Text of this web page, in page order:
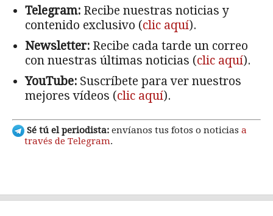
Telegram: Recibe nuestras noticias y
contenido exclusivo (clic aquí).
Newsletter: Recibe cada tarde un correo
con nuestras últimas noticias (clic aquí).
YouTube: Suscríbete para ver nuestros
mejores vídeos (clic aquí).
Sé tú el periodista: envíanos tus fotos o noticias a
través de Telegram.